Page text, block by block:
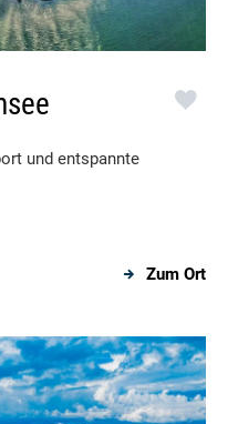
und entspannte
Zum Ort